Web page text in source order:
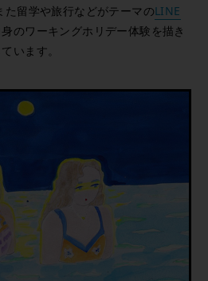
留学や旅行などがテーマのLINE
のワーキングホリデー体験を描き
います。